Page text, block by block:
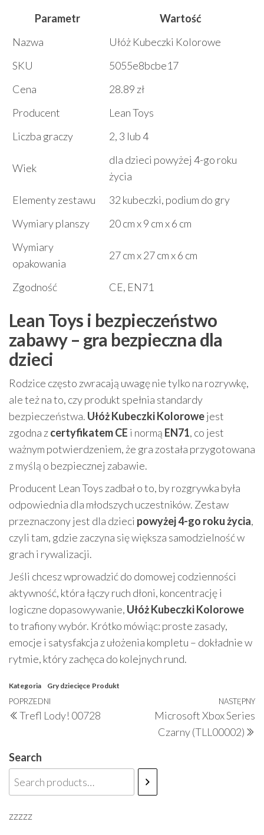
Parametr
Wartość
Nazwa
Ułóż Kubeczki Kolorowe
SKU
5055e8bcbe17
Cena
28.89 zł
Producent
Lean Toys
Liczba graczy
2, 3 lub 4
Wiek
dla dzieci powyżej 4-go roku
życia
Elementy zestawu
32 kubeczki, podium do gry
Wymiary planszy
20 cm x 9 cm x 6 cm
Wymiary
opakowania
27 cm x 27 cm x 6 cm
Zgodność CE, EN71
Lean Toys i bezpieczeństwo
zabawy – gra bezpieczna dla
dzieci
Rodzice często zwracają uwagę nie tylko na rozrywkę,
ale też na to, czy produkt spełnia standardy
bezpieczeństwa. Ułóż Kubeczki Kolorowejest
zgodna zcertyfikatem CE i normą EN71, co jest
ważnym potwierdzeniem, że gra została przygotowana
z myślą o bezpiecznej zabawie.
Producent Lean Toys zadbał o to, by rozgrywka była
odpowiednia dla młodszych uczestników. Zestaw
przeznaczony jest dla dzieci powyżej 4-go roku życia,
czyli tam, gdzie zaczyna się większa samodzielność w
grach i rywalizacji.
Jeśli chcesz wprowadzić do domowej codzienności
aktywność, która łączy ruch dłoni, koncentrację i
logiczne dopasowywanie, Ułóż Kubeczki Kolorowe
to trafiony wybór. Krótko mówiąc: proste zasady,
emocje i satysfakcja z ułożenia kompletu – dokładnie w
rytmie, który zachęca do kolejnych rund.
Kategoria Gry dziecięce Produkt
Nawigacja
wpisu
Poprzedni
wpis
POPRZEDNI
Trefl Lody! 00728
NASTĘPNY
Microsoft Xbox Series
Czarny (TLL00002)
Search
zzzzz